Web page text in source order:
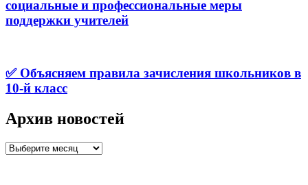
социальные и профессиональные меры
поддержки учителей
✅ Объясняем правила зачисления школьников в
10-й класс
Архив новостей
Архив